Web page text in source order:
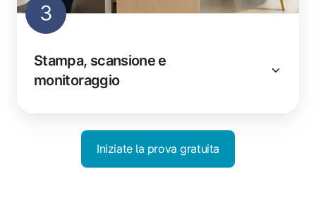
3
Stampa, scansione e
monitoraggio
Iniziate la prova gratuita